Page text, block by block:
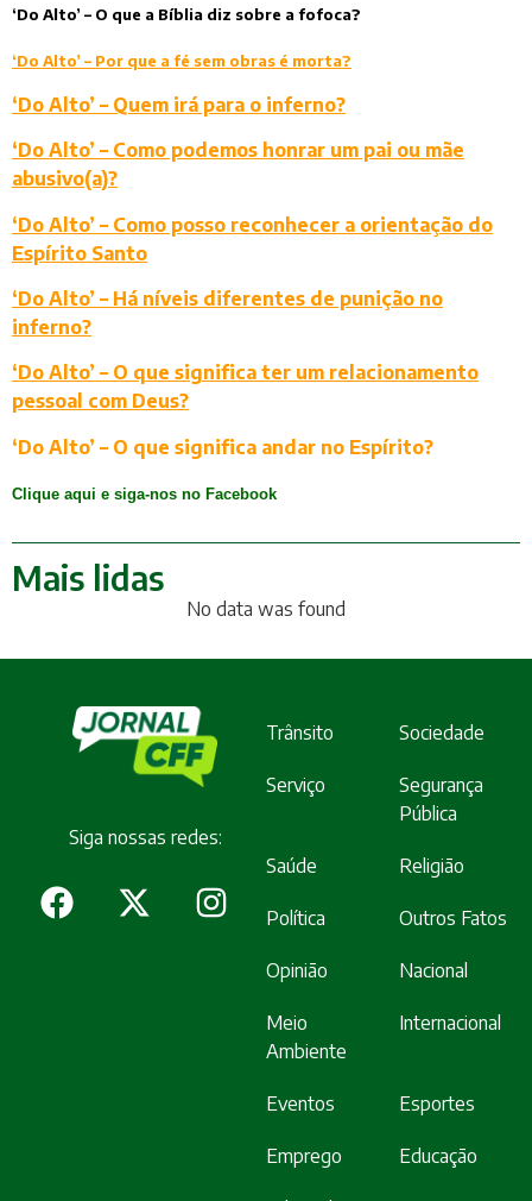
‘Do Alto’ – O que a Bíblia diz sobre a fofoca?
‘Do Alto’ – Por que a fé sem obras é morta?
‘Do Alto’ – Quem irá para o inferno?
‘Do Alto’ – Como podemos honrar um pai ou mãe
abusivo(a)?
‘Do Alto’ – Como posso reconhecer a orientação do
Espírito Santo
‘Do Alto’ – Há níveis diferentes de punição no
inferno?
‘Do Alto’ – O que significa ter um relacionamento
pessoal com Deus?
‘Do Alto’ – O que significa andar no Espírito?
Clique aqui e siga-nos no Facebook
Mais lidas
No data was found
Siga nossas redes:
Trânsito Sociedade
Serviço
Segurança
Pública
Saúde Religião
Política Outros Fatos
Opinião Nacional
Meio
Ambiente
Internacional
Eventos Esportes
Emprego Educação